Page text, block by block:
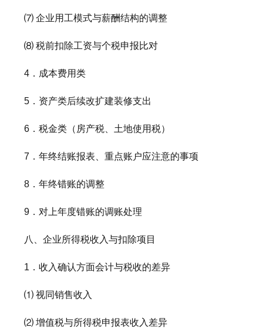
⑺ 企业用工模式与薪酬结构的调整
⑻ 税前扣除工资与个税申报比对
4．成本费用类
5．资产类后续改扩建装修支出
6．税金类（房产税、土地使用税）
7．年终结账报表、重点账户应注意的事项
8．年终错账的调整
9．对上年度错账的调账处理
八、企业所得税收入与扣除项目
1．收入确认方面会计与税收的差异
⑴ 视同销售收入
⑵ 增值税与所得税申报表收入差异